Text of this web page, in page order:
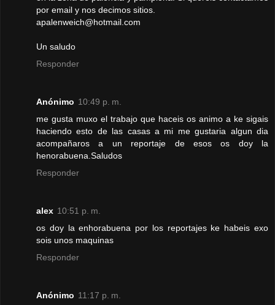
por email y nos decimos sitios.
apalenweich@hotmail.com
Un saludo
Responder
Anónimo 10:49 p. m.
me gusta muxo el trabajo que haceis os animo a ke sigais
haciendo esto de las casas a mi me gustaria algun dia
acompañaros a un reportaje de esos os doy la
henorabuena.Saludos
Responder
alex 10:51 p. m.
os doy la enhorabuena por los reportajes ke habeis exo
sois unos maquinas
Responder
Anónimo 11:17 p. m.